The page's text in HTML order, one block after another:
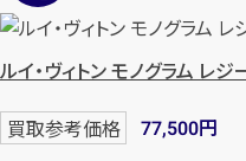
ルイ・ヴィトン モノグラム レ
買取参考価格 77,500円